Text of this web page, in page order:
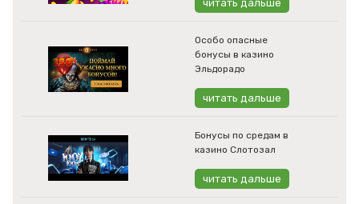
читать дальше
Особо опасные
бонусы в казино
Эльдорадо
читать дальше
Бонусы по средам в
казино Слотозал
читать дальше